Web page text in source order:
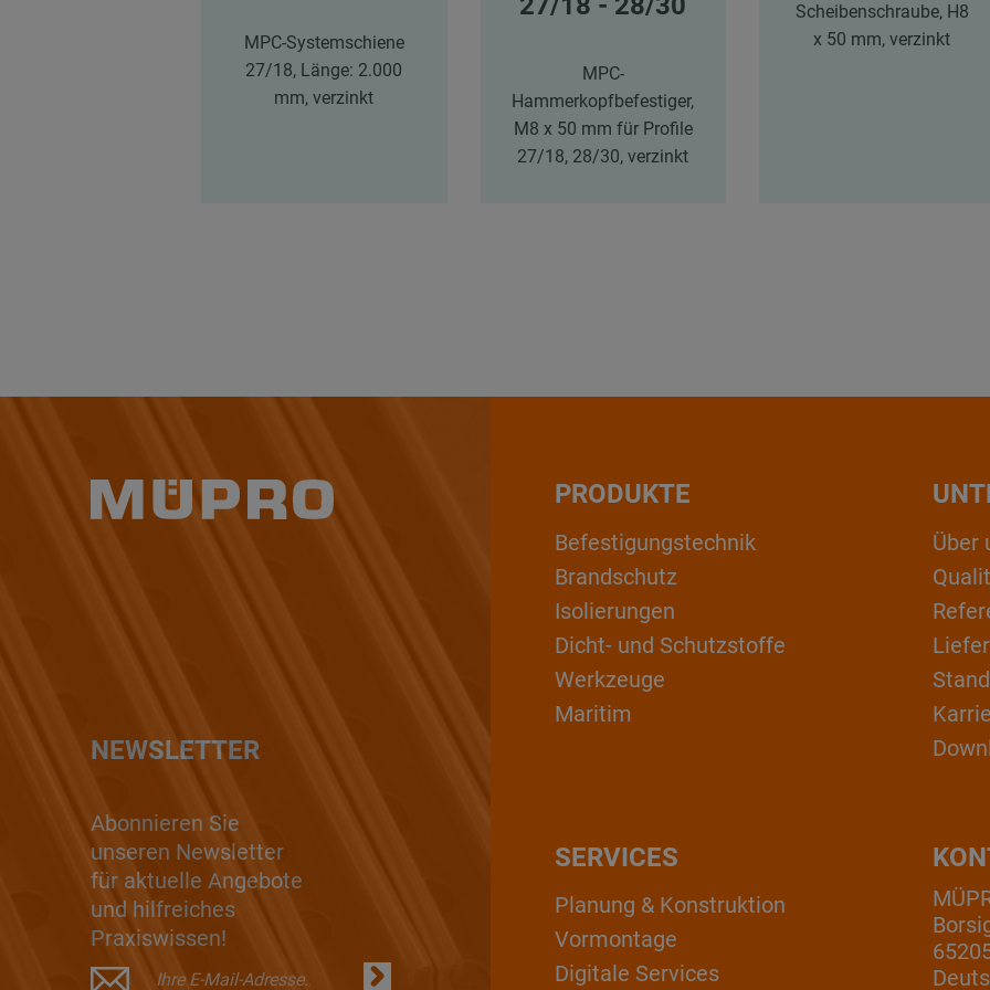
MPC-Systemschiene
27/18, Länge: 2.000
mm, verzinkt
MPC-
Hammerkopfbefestiger,
M8 x 50 mm für Profile
27/18, 28/30, verzinkt
Scheibenschraube, H8
x 50 mm, verzinkt
NEWSLETTER
Abonnieren Sie
unseren Newsletter
für aktuelle Angebote
und hilfreiches
Praxiswissen!
PRODUKTE
Befestigungstechnik
Brandschutz
Isolierungen
Dicht- und Schutzstoffe
Werkzeuge
Maritim
Über
SERVICES
Planung & Konstruktion
Vormontage
Digitale Services